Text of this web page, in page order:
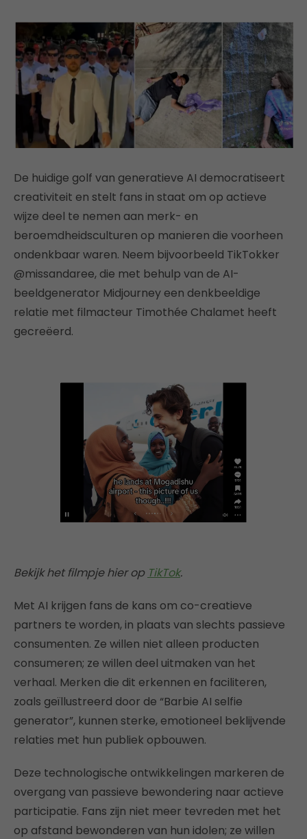
De huidige golf van generatieve AI democratiseert
creativiteit en stelt fans in staat om op actieve
wijze deel te nemen aan merk- en
beroemdheidsculturen op manieren die voorheen
ondenkbaar waren. Neem bijvoorbeeld TikTokker
@missandaree, die met behulp van de AI-
beeldgenerator Midjourney een denkbeeldige
relatie met filmacteur Timothée Chalamet heeft
gecreëerd.
Bekijk het filmpje hier op TikTok.
Met AI krijgen fans de kans om co-creatieve
partners te worden, in plaats van slechts passieve
consumenten. Ze willen niet alleen producten
consumeren; ze willen deel uitmaken van het
verhaal. Merken die dit erkennen en faciliteren,
zoals geïllustreerd door de “Barbie AI selfie
generator”, kunnen sterke, emotioneel beklijvende
relaties met hun publiek opbouwen.
Deze technologische ontwikkelingen markeren de
overgang van passieve bewondering naar actieve
participatie. Fans zijn niet meer tevreden met het
op afstand bewonderen van hun idolen; ze willen